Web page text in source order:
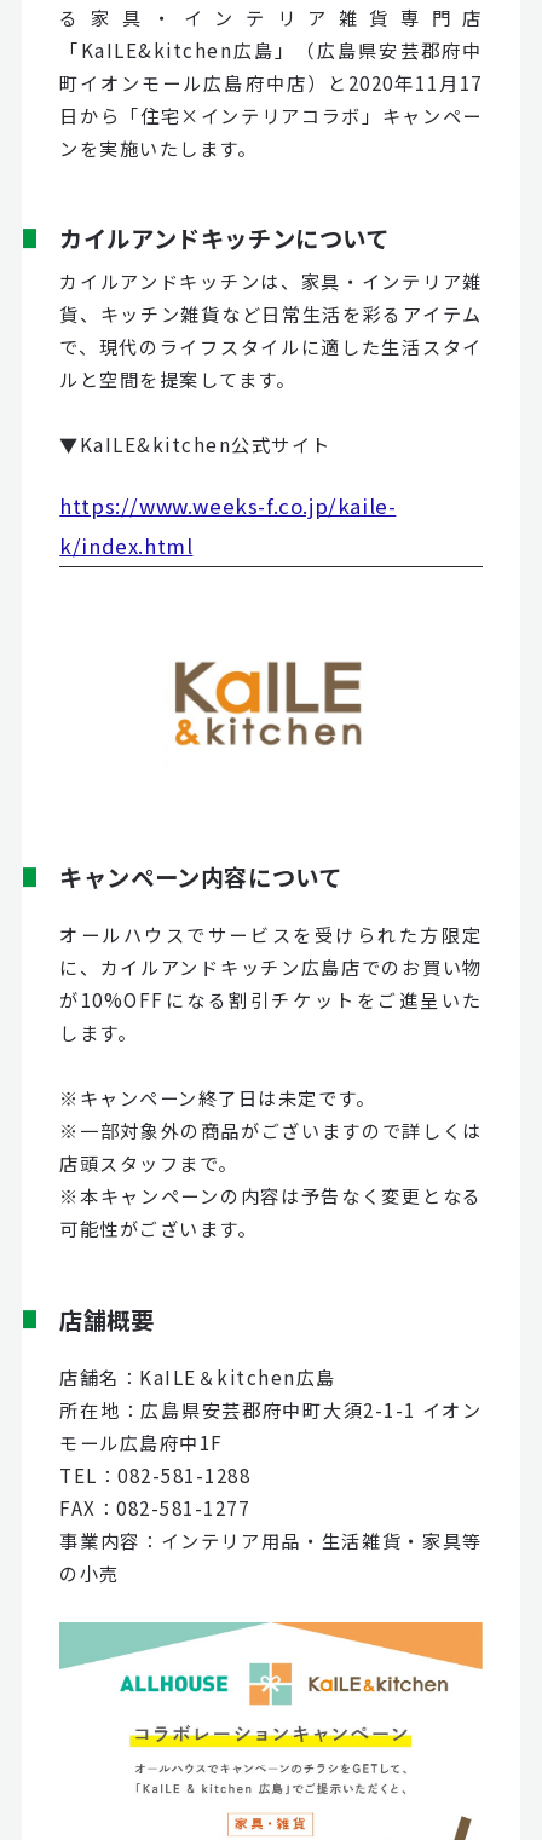
る家具・インテリア雑貨専門店
「KaILE&kitchen広島」（広島県安芸郡府中
町イオンモール広島府中店）と2020年11月17
日から「住宅×インテリアコラボ」キャンペー
ンを実施いたします。
カイルアンドキッチンについて
カイルアンドキッチンは、家具・インテリア雑
貨、キッチン雑貨など日常生活を彩るアイテム
で、現代のライフスタイルに適した生活スタイ
ルと空間を提案してます。
▼KaILE&kitchen公式サイト
https://www.weeks-f.co.jp/kaile-
k/index.html
キャンペーン内容について
オールハウスでサービスを受けられた方限定
に、カイルアンドキッチン広島店でのお買い物
が10%OFFになる割引チケットをご進呈いた
します。
※キャンペーン終了日は未定です。
※一部対象外の商品がございますので詳しくは
店頭スタッフまで。
※本キャンペーンの内容は予告なく変更となる
可能性がございます。
店舗概要
店舗名：KaILE＆kitchen広島
所在地：広島県安芸郡府中町大須2-1-1 イオン
モール広島府中1F
TEL：082-581-1288
FAX：082-581-1277
事業内容：インテリア用品・生活雑貨・家具等
の小売